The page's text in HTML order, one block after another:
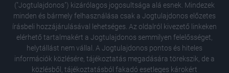
("Jogtulajdonos") kizárólagos jogosultsága alá esnek. Mindezek
minden és bármely felhasználása csak a Jogtulajdonos előzetes
írásbeli hozzájárulásával lehetséges. Az oldalról kivezető linkeken
elérhető tartalmakért a Jogtulajdonos semmilyen felelősséget,
helytállást nem vállal. A Jogtulajdonos pontos és hiteles
információk közlésére, tájékoztatás megadására törekszik, de a
közlésből, tájékoztatásból fakadó esetleges károkért